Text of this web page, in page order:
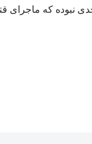
که ماجرای قتل